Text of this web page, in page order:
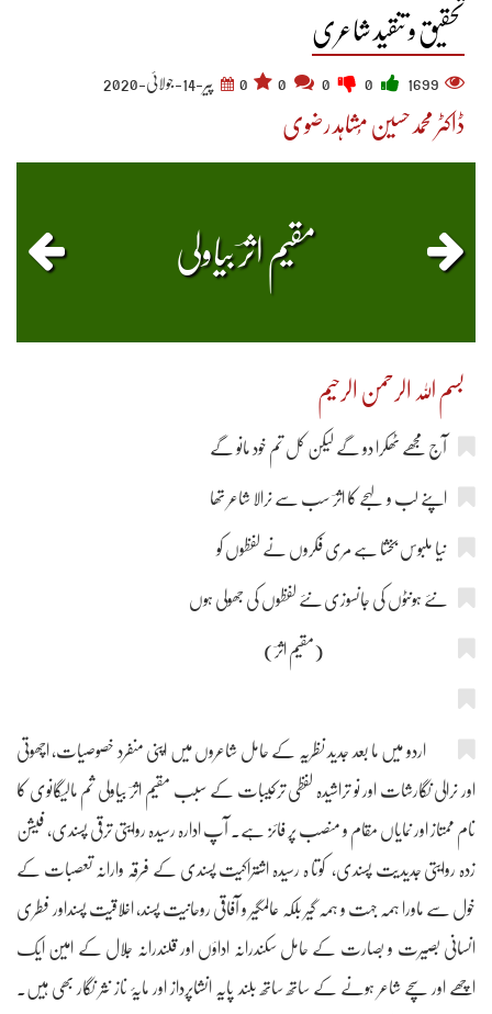
تحقیق و تنقید شاعری
1699
0 پیر-14-جولائی-2020
ڈاکٹر محمدحسین مُشاہد رضوی
مقیم اثرؔ بیاولی
بسم اللہ الرحمن الرحیم
آج مجھے ٹھکرا دو گے لیکن کل تم خود مانو گے
اپنے لب و لہجے کا اثرؔ سب سے نرالا شاعر تھا
نیا ملبوس بخشا ہے مری فکروں نے لفظوں کو
نئے ہونٹوں کی جانسوزی نئے لفظوں کی جھولی ہوں
(مقیم اثرؔ)
اردو میں ما بعد جدید نظریہ کے حامل شاعروں میں اپنی منفرد خصوصیات، اچھوتی
اور نرالی نگارشات اور نو تراشیدہ لفظی ترکیبات کے سبب مقیم اثرؔ بیاولی ثم مالیگانوی کا
نام ممتاز اور نمایاں مقام و منصب پر فائز ہے۔ آپ ادارہ رسیدہ روایتی ترقی پسندی، فیشن
زدہ روایتی جدیدیت پسندی، کوتا ہ رسیدہ اشتراکیت پسندی کے فرقہ وارانہ تعصبات کے
خول سے ماورا ہمہ جہت و ہمہ گیر بلکہ عالمگیر و آفاقی روحانیت پسند، اخلاقیت پسنداور فطری
انسانی بصیرت و بصارت کے حامل سکندرانہ اداؤں اور قلندرانہ جلال کے امیٖن ایک
اچھے اور سچے شاعر ہونے کے ساتھ ساتھ بلند پایہ انشاپرداز اور مایۂ ناز نثر نگار بھی ہیں۔